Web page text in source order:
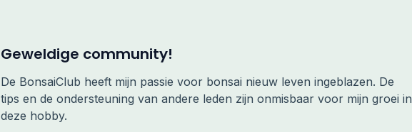
Geweldige community!
De BonsaiClub heeft mijn passie voor bonsai nieuw leven ingeblazen. De
tips en de ondersteuning van andere leden zijn onmisbaar voor mijn groei in
deze hobby.